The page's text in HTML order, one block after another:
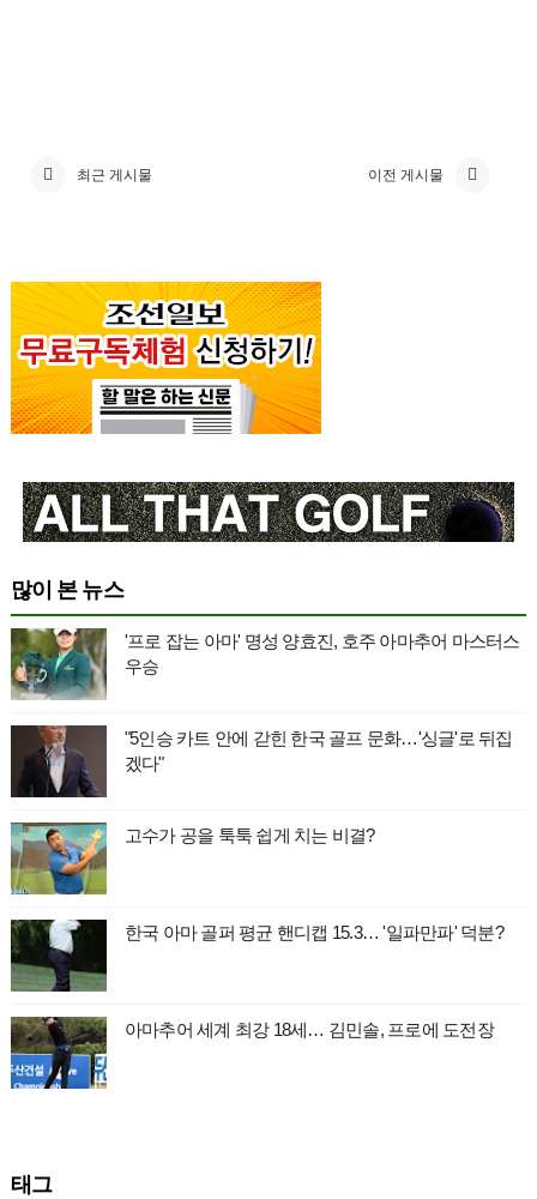
최근 게시물 이전 게시물
많이 본 뉴스
'프로 잡는 아마' 명성 양효진, 호주 아마추어 마스터스
우승
"5인승 카트 안에 갇힌 한국 골프 문화…'싱글'로 뒤집
겠다"
고수가 공을 툭툭 쉽게 치는 비결?
한국 아마 골퍼 평균 핸디캡 15.3… '일파만파' 덕분?
아마추어 세계 최강 18세… 김민솔, 프로에 도전장
태그